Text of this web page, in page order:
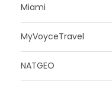
Miami
MyVoyceTravel
NATGEO